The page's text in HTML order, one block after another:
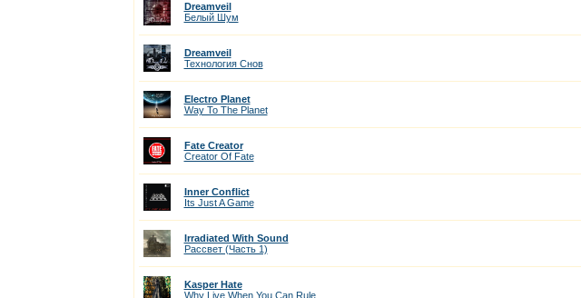
Dreamveil
Белый Шум
Dreamveil
Технология Снов
Electro Planet
Way To The Planet
Fate Creator
Creator Of Fate
Inner Conflict
Its Just A Game
Irradiated With Sound
Рассвет (Часть 1)
Kasper Hate
Why Live When You Can Rule